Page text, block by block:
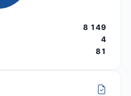
8 149
4
81